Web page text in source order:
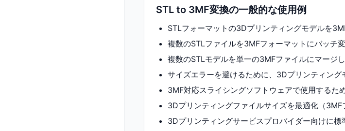
STL to 3MF変換の一般的な使用例
STLフォーマットの3Dプリンティングモデルを
複数のSTLファイルを3MFフォーマットにバッチ
複数のSTLモデルを単一の3MFファイルにマージ
サイズエラーを避けるために、3Dプリンティン
3MF対応スライシングソフトウェアで使用するた
3Dプリンティングファイルサイズを最適化（3MF
3Dプリンティングサービスプロバイダー向けに